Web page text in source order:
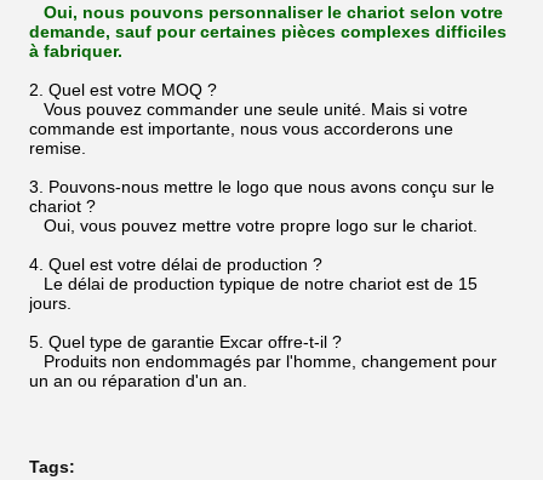
Oui, nous pouvons personnaliser le chariot selon votre
demande, sauf pour certaines pièces complexes difficiles
à fabriquer.
2. Quel est votre MOQ ?
Vous pouvez commander une seule unité. Mais si votre
commande est importante, nous vous accorderons une
remise.
3. Pouvons-nous mettre le logo que nous avons conçu sur le
chariot ?
Oui, vous pouvez mettre votre propre logo sur le chariot.
4. Quel est votre délai de production ?
Le délai de production typique de notre chariot est de 15
jours.
5. Quel type de garantie Excar offre-t-il ?
Produits non endommagés par l'homme, changement pour
un an ou réparation d'un an.
Tags: